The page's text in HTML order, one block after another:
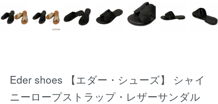
Eder shoes 【エダー・シューズ】 シャイ
ニーロープストラップ・レザーサンダル